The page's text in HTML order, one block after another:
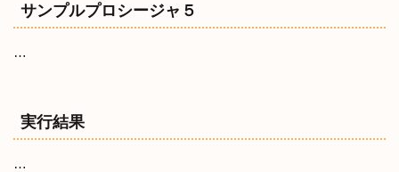
サンプルプロシージャ５
…
実行結果
…